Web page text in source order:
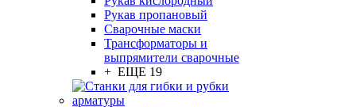
Рукав пропановый
Сварочные маски
Трансформаторы и
выпрямители сварочные
+ ЕЩЕ 19